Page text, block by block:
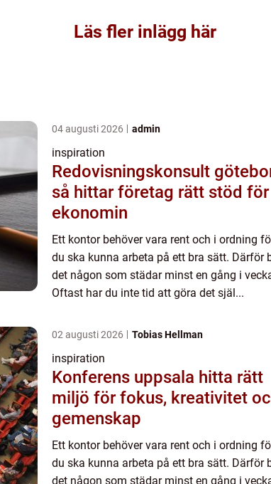
Läs fler inlägg här
04 augusti 2026 admin
inspiration
Redovisningskonsult
så hittar företag rätt stöd för
ekonomin
Ett kontor behöver vara rent och i ordning
du ska kunna arbeta på ett bra sätt. Därför
det någon som städar minst en gång i
Oftast har du inte tid att göra det själ...
02 augusti 2026 Tobias Hellman
inspiration
Konferens uppsala hitta rätt
miljö för fokus, kreativitet
gemenskap
Ett kontor behöver vara rent och i ordning
du ska kunna arbeta på ett bra sätt. Därför
det någon som städar minst en gång i